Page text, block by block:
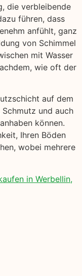
die verbleibende
führen, dass
anfühlt, ganz
von Schimmel
mit Wasser
wie oft der
auf dem
und auch
können.
Ihren Böden
wobei mehrere
in Werbellin,